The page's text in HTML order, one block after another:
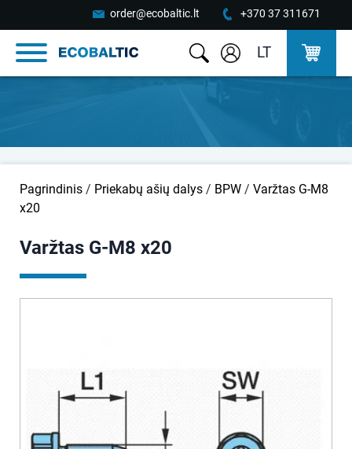
order@ecobaltic.lt +370 37 311671
LT
Pagrindinis / Priekabų ašių dalys / BPW / Varžtas G-M8
x20
Varžtas G-M8 x20